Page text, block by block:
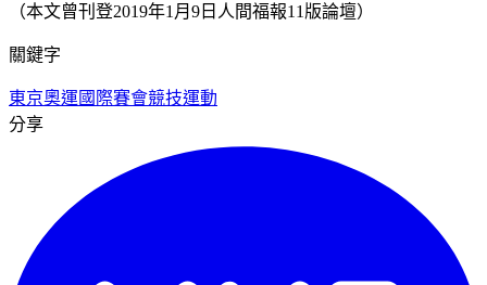
（本文曾刊登2019年1月9日人間福報11版論壇）
關鍵字
東京奧運 國際賽會競技運動
分享